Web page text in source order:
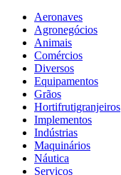
Aeronaves
Agronegócios
Animais
Comércios
Diversos
Equipamentos
Grãos
Hortifrutigranjeiros
Implementos
Indústrias
Maquinários
Náutica
Serviços